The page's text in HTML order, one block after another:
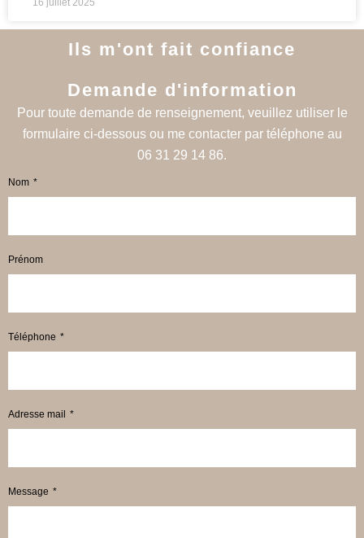
16 juillet 2025
Ils m'ont fait confiance
Demande d'information
Pour toute demande de renseignement, veuillez utiliser le
formulaire ci-dessous ou me contacter par téléphone au
06 31 29 14 86.
Nom
Prénom
Téléphone
Adresse mail
Message